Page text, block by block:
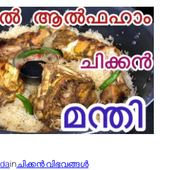
inചിക്കന്‍ വിഭവങ്ങള്‍